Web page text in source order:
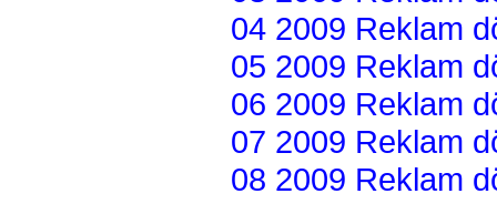
04 2009 Reklam
05 2009 Reklam
06 2009 Reklam
07 2009 Reklam
08 2009 Reklam